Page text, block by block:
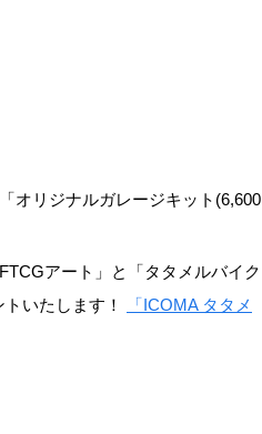
オリジナルガレージキット(6,600
アート」と「タタメルバイク
いたします！
「ICOMA タタメ